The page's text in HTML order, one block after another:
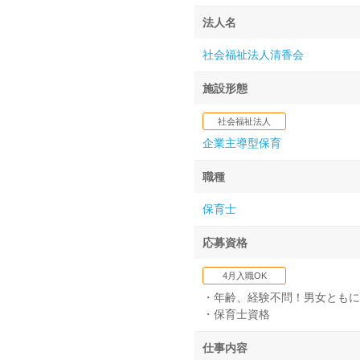
法人名
社会福祉法人清香会
施設形態
社会福祉法人
企業主導型保育
職種
保育士
応募資格
4月入職OK
・年齢、経験不問！男女とも
・保育士資格
仕事内容